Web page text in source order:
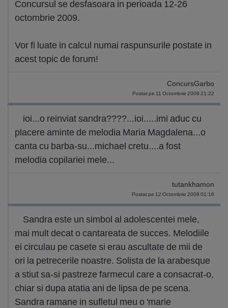
Concursul se desfasoara in perioada 12-26
octombrie 2009.
Vor fi luate in calcul numai raspunsurile postate in
acest topic de forum!
ConcursGarbo
Postat pe 11 Octombrie 2009 21:22
ioi...o reinviat sandra????...ioi.....imi aduc cu
placere aminte de melodia Maria Magdalena...o
canta cu barba-su...michael cretu....a fost
melodia copilariei mele...
tutankhamon
Postat pe 12 Octombrie 2009 01:16
Sandra este un simbol al adolescentei mele,
mai mult decat o cantareata de succes. Melodiile
ei circulau pe casete si erau ascultate de mii de
ori la petrecerile noastre. Solista de la arabesque
a stiut sa-si pastreze farmecul care a consacrat-o,
chiar si dupa atatia ani de lipsa de pe scena.
Sandra ramane in sufletul meu o 'marie